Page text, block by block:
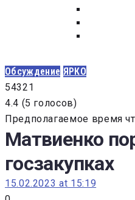
Обсуждение ЯРКО
54321
4.4 (5 голосов)
Предполагаемое время
Матвиенко
госзакупках
15.02.2023 at 15:19